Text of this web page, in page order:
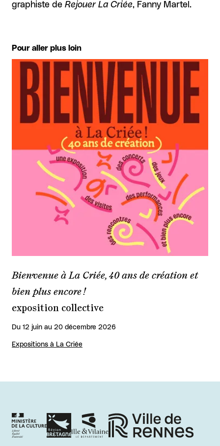
graphiste de Rejouer La Criée, Fanny Martel.
Pour aller plus loin
Bienvenue à La Criée, 40 ans de création et
bien plus encore !
exposition collective
Du 12 juin au 20 décembre 2026
Expositions à La Criée